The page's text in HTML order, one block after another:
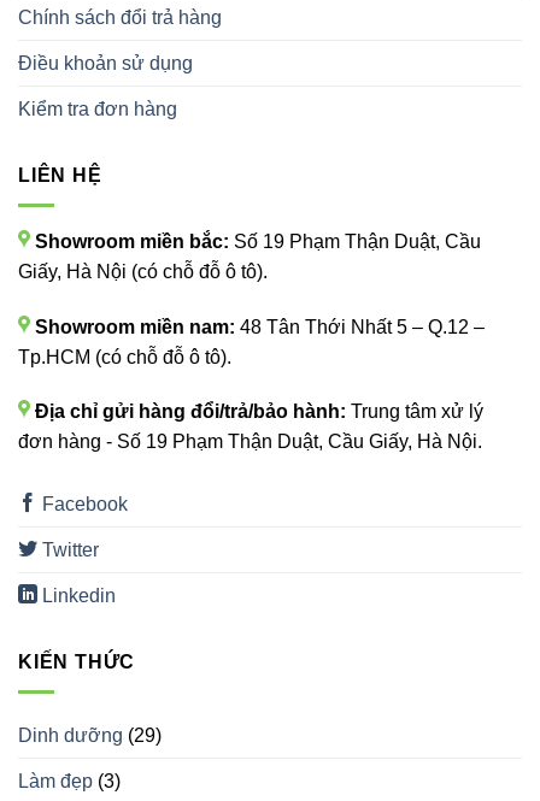
Chính sách đổi trả hàng
Điều khoản sử dụng
Kiểm tra đơn hàng
LIÊN HỆ
Showroom miền bắc: Số 19 Phạm Thận Duật, Cầu
Giấy, Hà Nội (có chỗ đỗ ô tô).
Showroom miền nam: 48 Tân Thới Nhất 5 – Q.12 –
Tp.HCM (có chỗ đỗ ô tô).
Địa chỉ gửi hàng đổi/trả/bảo hành: Trung tâm xử lý
đơn hàng - Số 19 Phạm Thận Duật, Cầu Giấy, Hà Nội.
Facebook
Twitter
Linkedin
KIẾN THỨC
Dinh dưỡng (29)
Làm đẹp (3)